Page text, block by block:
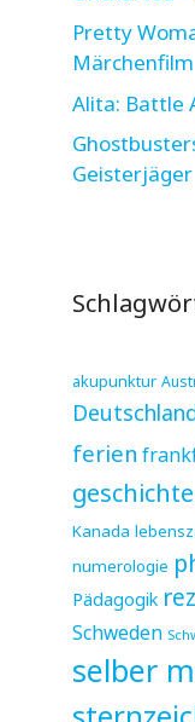
Pretty
Märchenfilm
Alita: Battle
Geisterjäger
akupunktur
ferien
geschichte
Kanada
numerologie
Pädagogik
Schweden
selber